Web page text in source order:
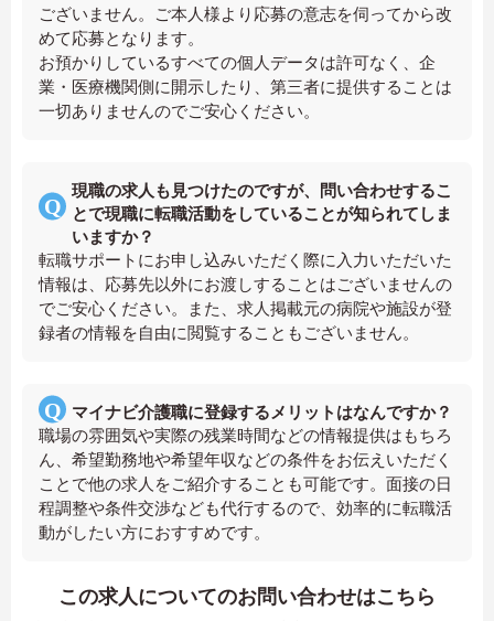
ございません。ご本人様より応募の意志を伺ってから改
めて応募となります。
お預かりしているすべての個人データは許可なく、企
業・医療機関側に開示したり、第三者に提供することは
一切ありませんのでご安心ください。
現職の求人も見つけたのですが、問い合わせするこ
とで現職に転職活動をしていることが知られてしま
いますか？
転職サポートにお申し込みいただく際に入力いただいた
情報は、応募先以外にお渡しすることはございませんの
でご安心ください。また、求人掲載元の病院や施設が登
録者の情報を自由に閲覧することもございません。
マイナビ介護職に登録するメリットはなんですか？
職場の雰囲気や実際の残業時間などの情報提供はもちろ
ん、希望勤務地や希望年収などの条件をお伝えいただく
ことで他の求人をご紹介することも可能です。面接の日
程調整や条件交渉なども代行するので、効率的に転職活
動がしたい方におすすめです。
この求人についてのお問い合わせはこちら